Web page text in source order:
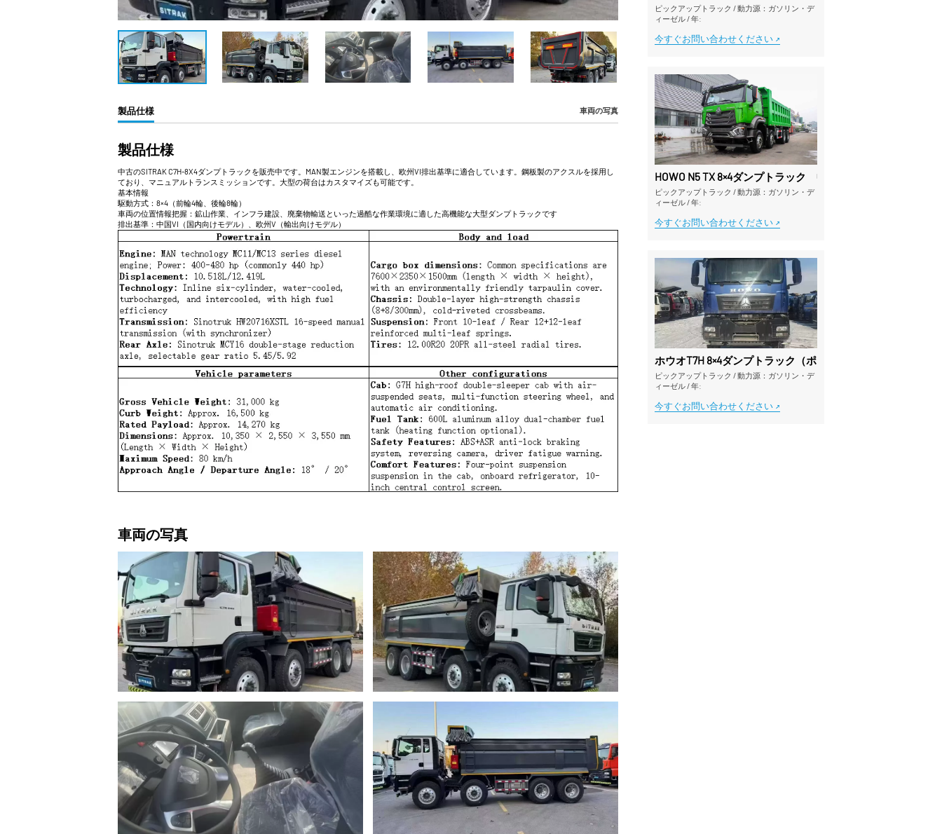
製品仕様 車両の写真
製品仕様
中古のSITRAK C7H-8X4ダンプトラックを販売中です。MAN製エンジンを搭載し、欧州VI排出基準に適合しています。鋼板製のアクスルを採用し
ており、マニュアルトランスミッションです。大型の荷台はカスタマイズも可能です。
基本情報
駆動方式：8×4（前輪4輪、後輪8輪）
車両の位置情報把握：鉱山作業、インフラ建設、廃棄物輸送といった過酷な作業環境に適した高機能な大型ダンプトラックです
排出基準：中国VI（国内向けモデル）、欧州V（輸出向けモデル）
車両の写真
ピックアップトラック /動力源：ガソリン・デ
ィーゼル/年:
今すぐお問い合わせください
HOWO N5 TX 8×4ダンプトラック 中国VI排出基準適合型
ピックアップトラック /動力源：ガソリン・デ
ィーゼル/年:
今すぐお問い合わせください
ホウオT7H 8×4ダンプトラック（ポーラーエディション／高
ピックアップトラック /動力源：ガソリン・デ
ィーゼル/年:
今すぐお問い合わせください